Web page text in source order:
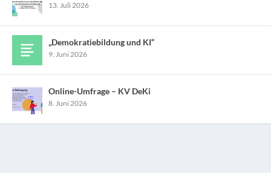
13. Juli 2026
„Demokratiebildung und KI“
9. Juni 2026
Online-Umfrage – KV DeKi
8. Juni 2026